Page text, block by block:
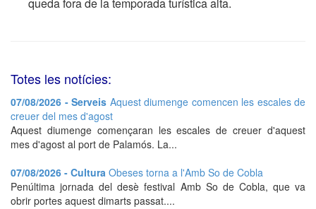
Totes les notícies:
07/08/2026 - Serveis Aquest diumenge comencen les escales de
creuer del mes d'agost
Aquest diumenge començaran les escales de creuer d'aquest
mes d'agost al port de Palamós. La...
07/08/2026 - Cultura Obeses torna a l'Amb So de Cobla
Penúltima jornada del desè festival Amb So de Cobla, que va
obrir portes aquest dimarts passat....